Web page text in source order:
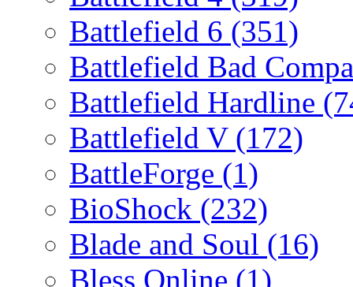
Battlefield 6 (351)
Battlefield Bad
Battlefield Hardline
Battlefield V (172)
BattleForge (1)
BioShock (232)
Blade and Soul (16)
Bless Online (1)